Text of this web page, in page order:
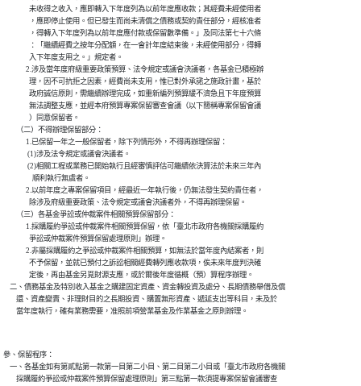
                未收得之收入，應即轉入下年度列為以前年度應收款；其經費未經使用者
                ，應即停止使用。但已發生而尚未清償之債務或契約責任部分，經核准者
                ，得轉入下年度列為以前年度應付款或保留數準備。」及同法第七十六條
                ：「繼續經費之按年分配額，在一會計年度結束後，未經使用部分，得轉
                入下年度支用之。」規定者。
              2.涉及當年度府級重要政策預算、法令規定或議會決議者，各基金已積極辦
                理，因不可抗拒之因素，經費尚未支用，惟已對外承諾之施政計畫，基於
                政府誠信原則，需繼續辦理完成，如重新編列預算緩不濟急且下年度預算
                無法調整支應，並經本府預算專案保留審查會議（以下簡稱專案保留會議
                ）同意保留者。
        （二）不得辦理保留部分：
              1.已保留一年之一般保留者，除下列情形外，不得再辦理保留：
               (1)涉及法令規定或議會決議者。
               (2)相關工程或業務已開始執行且經審慎評估可繼續依決算法於未來三年內
                  順利執行無虞者。
              2.以前年度之專案保留項目，經最近一年執行後，仍無法發生契約責任者，
                除涉及府級重要政策、法令規定或議會決議者外，不得再辦理保留。
        （三）各基金爭訟或仲裁案件相關預算保留部分：
              1.採購履約爭訟或仲裁案件相關預算保留，依「臺北市政府各機關採購履約
                爭訟或仲裁案件預算保留處理原則」辦理。
              2.非屬採購履約之爭訟或仲裁案件相關預算，如無法於當年度內結案者，則
                不予保留，並就已預付之訴訟相關經費轉列應收款項，俟未來年度判決確
                定後，再由基金另覓財源支應，或於爾後年度循概（預）算程序辦理。
    二、債務基金及特別收入基金之購建固定資產、資金轉投資及處分、長期債務舉借及償
        還、資產變賣、非理財目的之長期投資、購置無形資產、遞延支出等科目，未及於
參、保留程序：
    一、各基金如有第貳點第一款第一目第二小目、第二目第二小目或「臺北市政府各機關
        採購履約爭訟或仲裁案件預算保留處理原則」第三點第一款須提專案保留會議審查